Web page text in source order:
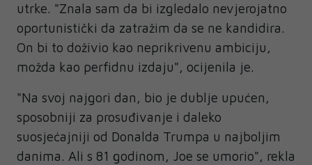
utrke. "Znala sam da bi izgledalo nevjerojatno
oportunistički da zatražim da se ne kandidira.
On bi to doživio kao neprikrivenu ambiciju,
možda kao perfidnu izdaju", ocijenila je.
"Na svoj najgori dan, bio je dublje upućen,
sposobniji za prosuđivanje i daleko
suosjećajniji od Donalda Trumpa u najboljim
danima. Ali s 81 godinom, Joe se umorio", rekla